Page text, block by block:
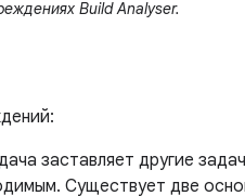
Build Analyser.
заставляет другие
Существует две